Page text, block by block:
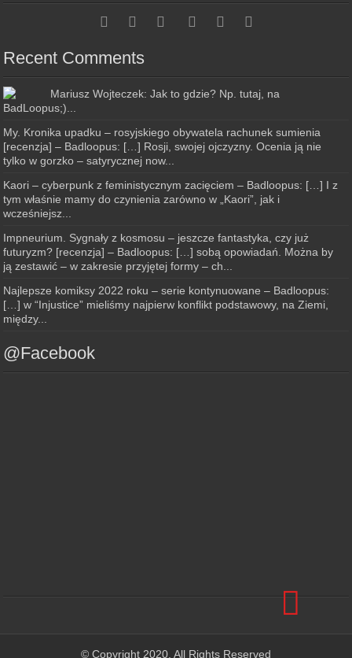
Recent Comments
Mariusz Wojteczek: Jak to gdzie? Np. tutaj, na
BadLoopus;)...
My. Kronika upadku – rosyjskiego obywatela rachunek sumienia
[recenzja] – Badloopus: […] Rosji, swojej ojczyzny. Ocenia ją nie
tylko w gorzko – satyrycznej now...
Kaori – cyberpunk z feministycznym zacięciem – Badloopus: […] I z
tym właśnie mamy do czynienia zarówno w „Kaori”, jak i
wcześniejsz...
Impneurium. Sygnały z kosmosu – jeszcze fantastyka, czy już
futuryzm? [recenzja] – Badloopus: […] sobą opowiadań. Można by
ją zestawić – w zakresie przyjętej formy – ch...
Najlepsze komiksy 2022 roku – serie kontynuowane – Badloopus:
[…] w “Injustice” mieliśmy najpierw konflikt podstawowy, na Ziemi,
między...
@Facebook
© Copyright 2020, All Rights Reserved